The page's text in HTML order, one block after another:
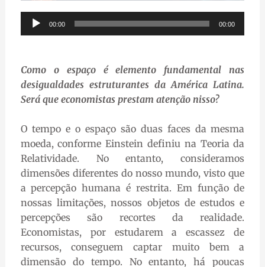
Audio
Player
00:00 00:00
Como o espaço é elemento fundamental nas
desigualdades estruturantes da América Latina.
Será que economistas prestam atenção nisso?
O tempo e o espaço são duas faces da mesma
moeda, conforme Einstein definiu na Teoria da
Relatividade. No entanto, consideramos
dimensões diferentes do nosso mundo, visto que
a percepção humana é restrita. Em função de
nossas limitações, nossos objetos de estudos e
percepções são recortes da realidade.
Economistas, por estudarem a escassez de
recursos, conseguem captar muito bem a
dimensão do tempo. No entanto, há poucas